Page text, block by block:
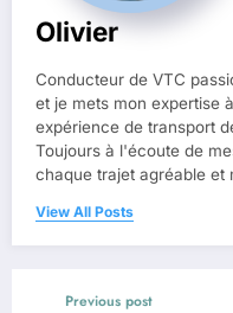
Olivier
Conducteur de VTC
et je mets mon expertise
expérience de transport
Toujours à l'écoute de
chaque trajet agréable et
View All Posts
Previous post